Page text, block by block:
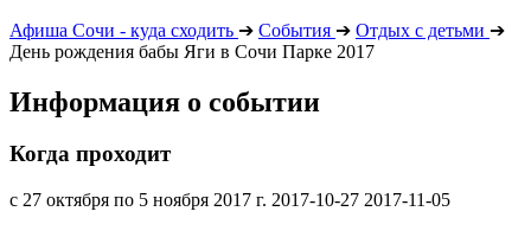
Афиша Сочи - куда сходить ➔ События ➔ Отдых с детьми ➔
День рождения бабы Яги в Сочи Парке 2017
Информация о событии
Когда проходит
с 27 октября по 5 ноября 2017 г. 2017-10-27 2017-11-05